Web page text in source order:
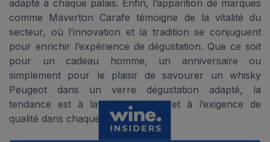
adapté à chaque palais. Enfin, l’apparition de marques
comme Maverton Carafe témoigne de la vitalité du
secteur, où l’innovation et la tradition se conjuguent
pour enrichir l’expérience de dégustation. Que ce soit
pour un cadeau homme, un anniversaire ou
simplement pour le plaisir de savourer un whisky
Peugeot dans un verre dégustation adapté, la
tendance est à la spécialisation et à l’exigence de
qualité dans chaque détail.